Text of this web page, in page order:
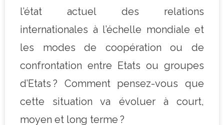
l’état actuel des relations
internationales à l’échelle mondiale et
les modes de coopération ou de
confrontation entre Etats ou groupes
d’Etats ? Comment pensez-vous que
cette situation va évoluer à court,
moyen et long terme ?